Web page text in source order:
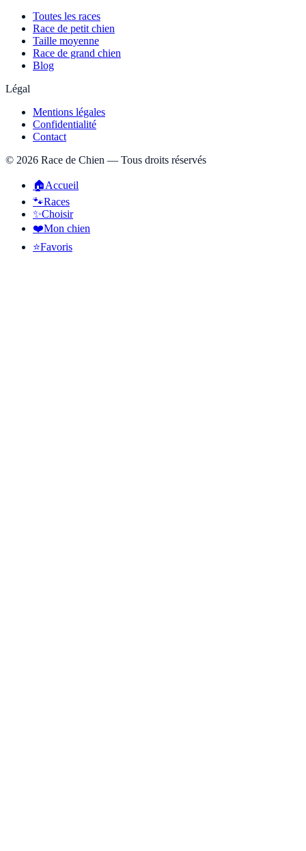
Toutes les races
Race de petit chien
Taille moyenne
Race de grand chien
Blog
Légal
Mentions légales
Confidentialité
Contact
© 2026 Race de Chien — Tous droits réservés
🏠Accueil
🐾Races
✨Choisir
❤️Mon chien
⭐Favoris